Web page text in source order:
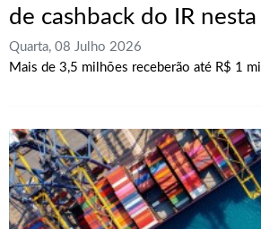
de cashback do IR
Quarta, 08 Julho 2026
Mais de 3,5 milhões receberão até R$ 1